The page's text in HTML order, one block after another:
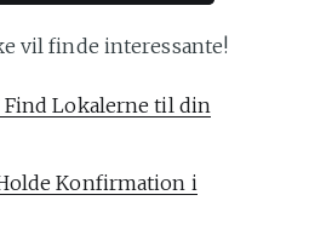
vil finde interessante!
Find Lokalerne til din
Konfirmation i